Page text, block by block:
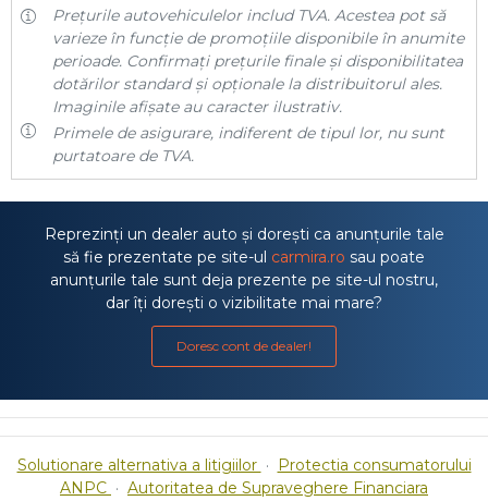
Prețurile autovehiculelor includ TVA. Acestea pot să
varieze în funcție de promoțiile disponibile în anumite
perioade. Confirmați prețurile finale și disponibilitatea
dotărilor standard și opționale la distribuitorul ales.
Imaginile afișate au caracter ilustrativ.
Primele de asigurare, indiferent de tipul lor, nu sunt
purtatoare de TVA.
Reprezinți un dealer auto și dorești ca anunțurile tale
să fie prezentate pe site-ul carmira.ro sau poate
anunțurile tale sunt deja prezente pe site-ul nostru,
dar îți dorești o vizibilitate mai mare?
Doresc cont de dealer!
Solutionare alternativa a litigiilor · Protectia consumatorului
ANPC · Autoritatea de Supraveghere Financiara